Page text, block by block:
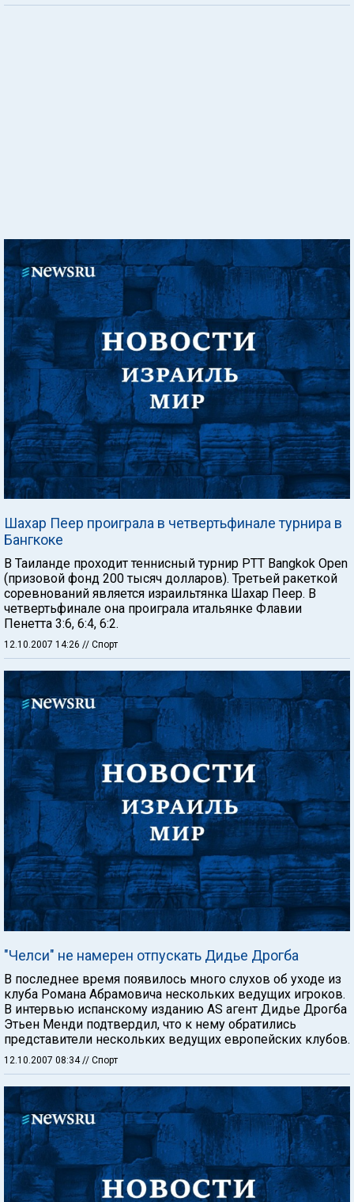
Шахар Пеер проиграла в четвертьфинале турнира в
Бангкоке
В Таиланде проходит теннисный турнир PTT Bangkok Open
(призовой фонд 200 тысяч долларов). Третьей ракеткой
соревнований является израильтянка Шахар Пеер. В
четвертьфинале она проиграла итальянке Флавии
Пенетта 3:6, 6:4, 6:2.
12.10.2007 14:26 // Спорт
"Челси" не намерен отпускать Дидье Дрогба
В последнее время появилось много слухов об уходе из
клуба Романа Абрамовича нескольких ведущих игроков.
В интервью испанскому изданию AS агент Дидье Дрогба
Этьен Менди подтвердил, что к нему обратились
представители нескольких ведущих европейских клубов.
12.10.2007 08:34 // Спорт